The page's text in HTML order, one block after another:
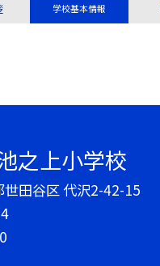
学校基本情報
之上小学校
田谷区 代沢2-42-15